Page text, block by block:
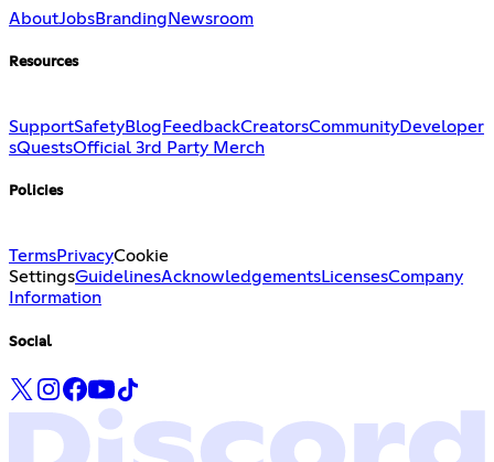
AboutJobsBranding Newsroom
Resources
SupportSafetyBlog FeedbackCreatorsCommunityDeveloper
sQuestsOfficial 3rd Party Merch
Policies
TermsPrivacyCookie
SettingsGuidelinesAcknowledgementsLicensesCompany
Information
Social